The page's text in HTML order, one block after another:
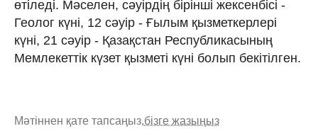
өтіледі. Мәселен, сәуірдің бірінші жексенбісі -
Геолог күні, 12 сәуір - Ғылым қызметкерлері
күні, 21 сәуір - Қазақстан Республикасының
Мемлекеттік күзет қызметі күні болып бекітілген.
Мәтіннен қате тапсаңыз,бізге жазыңыз